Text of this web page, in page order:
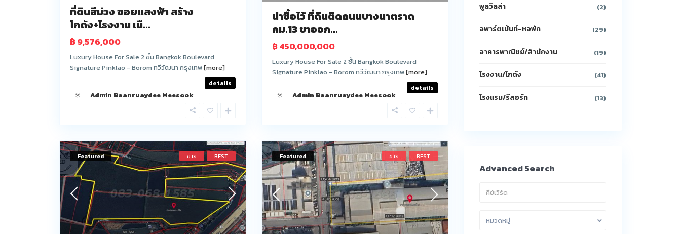
ที่ดินสีม่วง ซอยแสงฟ้า สร้าง
โกดัง+โรงงาน เนื...
฿ 9,576,000
Luxury House For Sale 2 ชั้น Bangkok Boulevard
Signature Pinklao - Borom ทวีวัฒนา กรุงเทพ[more]
details
Admin Baanruaydee Meesook
น่าซื้อไว้ ที่ดินติดถนนบางนาตราด
กม.13 ขาออก...
฿ 450,000,000
Luxury House For Sale 2 ชั้น Bangkok Boulevard
Signature Pinklao - Borom ทวีวัฒนา กรุงเทพ[more]
details
Admin Baanruaydee Meesook
Featured ขาย BEST Featured ขาย BEST
พูลวิลล่า (2)
อพาร์ตเม้นท์-หอพัก (29)
อาคารพาณิชย์/สำนักงาน (19)
โรงงาน/โกดัง (41)
โรงแรม/รีสอร์ท (13)
Advanced Search
หมวดหมู่